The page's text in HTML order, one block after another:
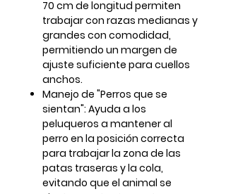
70 cm de longitud permiten
trabajar con razas medianas y
grandes con comodidad,
permitiendo un margen de
ajuste suficiente para cuellos
anchos.
Manejo de "Perros que se
sientan": Ayuda a los
peluqueros a mantener al
perro en la posición correcta
para trabajar la zona de las
patas traseras y la cola,
evitando que el animal se